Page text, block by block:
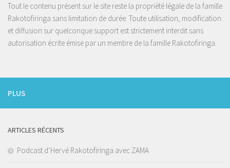
Tout le contenu présent sur le site reste la propriété légale de la famille
Rakotofiringa sans limitation de durée. Toute utilisation, modification
et diffusion sur quelconque support est strictement interdit sans
autorisation écrite émise par un membre de la famille Rakotofiringa.
PLUS
ARTICLES RÉCENTS
Podcast d’Hervé Rakotofiringa avec ZAMA